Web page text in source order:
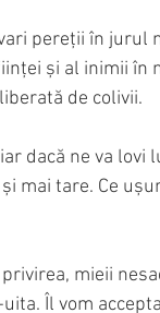
pereții în jurul
și al inimii în
de colivii.
dacă ne va lovi
mai tare. Ce
mieii
Îl vom